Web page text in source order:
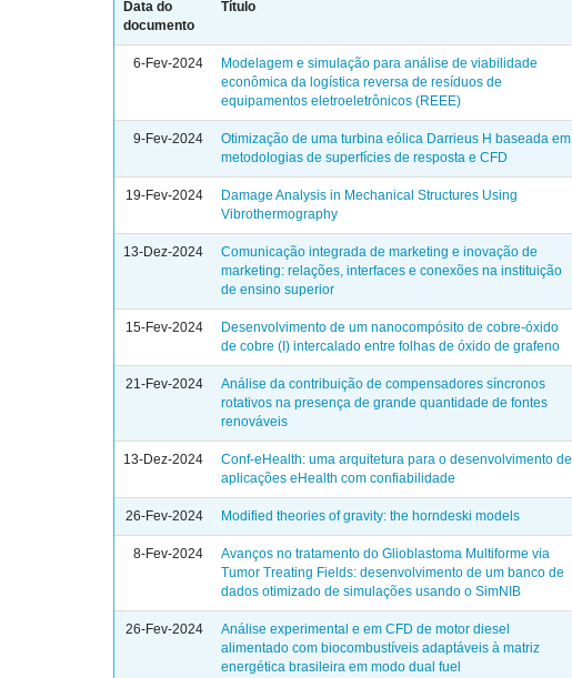
Data do
documento
Título
6-Fev-2024
Modelagem e simulação para análise de viabilidade
econômica da logística reversa de resíduos de
equipamentos eletroeletrônicos (REEE)
9-Fev-2024
Otimização de uma turbina eólica Darrieus H baseada em
metodologias de superfícies de resposta e CFD
19-Fev-2024
Damage Analysis in Mechanical Structures Using
Vibrothermography
13-Dez-2024
Comunicação integrada de marketing e inovação de
marketing: relações, interfaces e conexões na instituição
de ensino superior
15-Fev-2024
Desenvolvimento de um nanocompósito de cobre-óxido
de cobre (I) intercalado entre folhas de óxido de grafeno
21-Fev-2024
Análise da contribuição de compensadores síncronos
rotativos na presença de grande quantidade de fontes
renováveis
13-Dez-2024
Conf-eHealth: uma arquitetura para o desenvolvimento de
aplicações eHealth com confiabilidade
26-Fev-2024 Modified theories of gravity: the horndeski models
8-Fev-2024
Avanços no tratamento do Glioblastoma Multiforme via
Tumor Treating Fields: desenvolvimento de um banco de
dados otimizado de simulações usando o SimNIB
26-Fev-2024
Análise experimental e em CFD de motor diesel
alimentado com biocombustíveis adaptáveis à matriz
energética brasileira em modo dual fuel